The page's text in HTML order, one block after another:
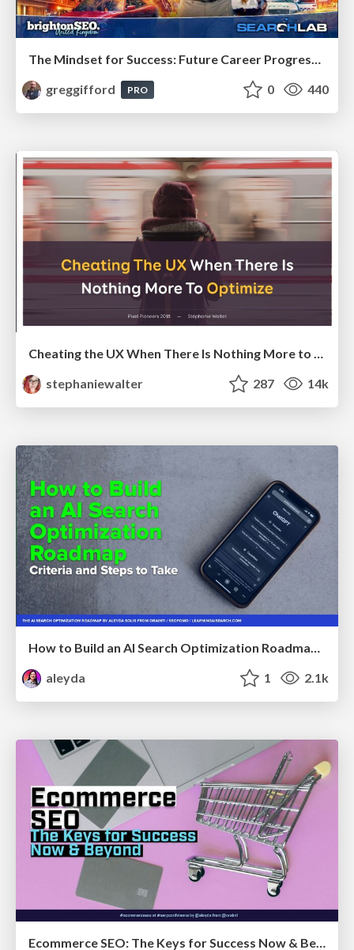
greggifford
PRO 0 440
Cheating the UX When There Is Nothing More to Optimize - PixelPioneers
stephaniewalter
287 14k
How to Build an AI Search Optimization Roadmap - Criteria and Steps to Take #SEOIRL
aleyda
1 2.1k